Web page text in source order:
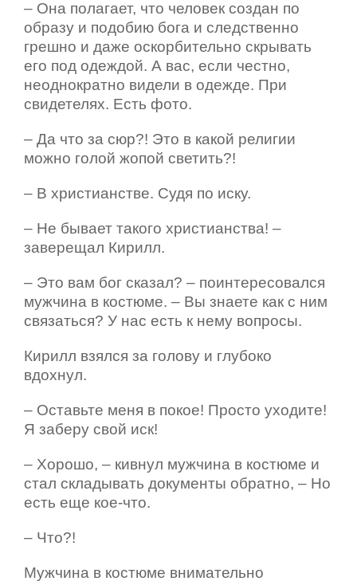
– Она полагает, что человек создан по
образу и подобию бога и следственно
грешно и даже оскорбительно скрывать
его под одеждой. А вас, если честно,
неоднократно видели в одежде. При
свидетелях. Есть фото.
– Да что за сюр?! Это в какой религии
можно голой жопой светить?!
– В христианстве. Судя по иску.
– Не бывает такого христианства! –
заверещал Кирилл.
– Это вам бог сказал? – поинтересовался
мужчина в костюме. – Вы знаете как с ним
связаться? У нас есть к нему вопросы.
Кирилл взялся за голову и глубоко
вдохнул.
– Оставьте меня в покое! Просто уходите!
Я заберу свой иск!
– Хорошо, – кивнул мужчина в костюме и
стал складывать документы обратно, – Но
есть еще кое-что.
– Что?!
Мужчина в костюме внимательно